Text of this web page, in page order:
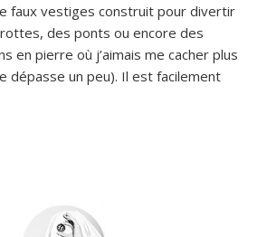
faux vestiges construit pour divertir
des ponts ou encore des
en pierre où j’aimais me cacher plus
dépasse un peu). Il est facilement